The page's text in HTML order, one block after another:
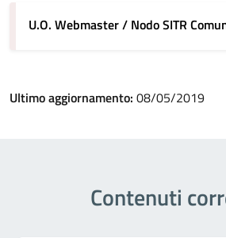
U.O. Webmaster / Nodo SITR
Ultimo aggiornamento: 08/05/2019
Contenuti